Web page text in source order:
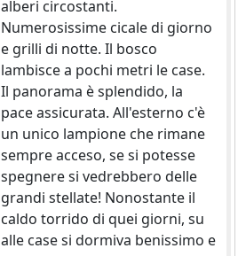
alberi circostanti.
Numerosissime cicale di giorno
e grilli di notte. Il bosco
lambisce a pochi metri le case.
Il panorama è splendido, la
pace assicurata. All'esterno c'è
un unico lampione che rimane
sempre acceso, se si potesse
spegnere si vedrebbero delle
grandi stellate! Nonostante il
caldo torrido di quei giorni, su
alle case si dormiva benissimo e